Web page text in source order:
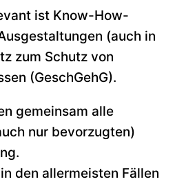
ist Know-How-
(auch in
zum Schutz von
(GeschGehG).
gemeinsam alle
nur bevorzugten)
den allermeisten Fällen